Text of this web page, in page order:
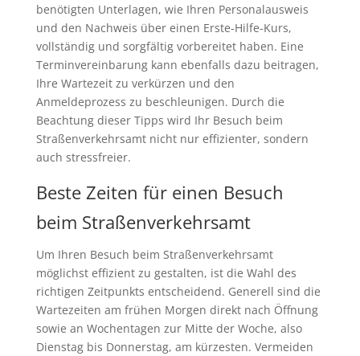
benötigten Unterlagen, wie Ihren Personalausweis
und den Nachweis über einen Erste-Hilfe-Kurs,
vollständig und sorgfältig vorbereitet haben. Eine
Terminvereinbarung kann ebenfalls dazu beitragen,
Ihre Wartezeit zu verkürzen und den
Anmeldeprozess zu beschleunigen. Durch die
Beachtung dieser Tipps wird Ihr Besuch beim
Straßenverkehrsamt nicht nur effizienter, sondern
auch stressfreier.
Beste Zeiten für einen Besuch
beim Straßenverkehrsamt
Um Ihren Besuch beim Straßenverkehrsamt
möglichst effizient zu gestalten, ist die Wahl des
richtigen Zeitpunkts entscheidend. Generell sind die
Wartezeiten am frühen Morgen direkt nach Öffnung
sowie an Wochentagen zur Mitte der Woche, also
Dienstag bis Donnerstag, am kürzesten. Vermeiden